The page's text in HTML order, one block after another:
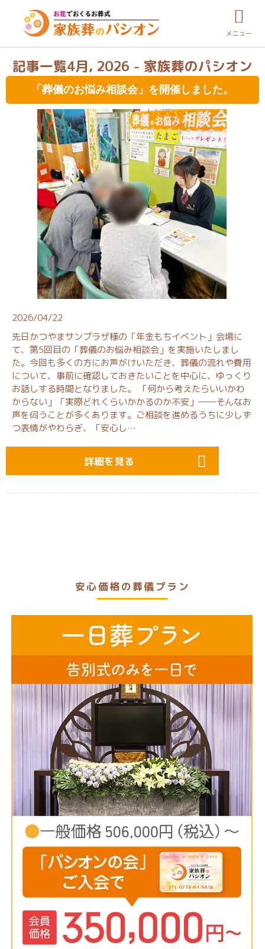
メニュー
記事一覧4月, 2026 - 家族葬のパシオン
「葬儀のお悩み相談会」を開催しました。
2026/04/22
先日かつやまサンプラザ様の「年金もちイベント」会場に
て、第5回目の「葬儀のお悩み相談会」を実施いたしまし
た。今回も多くの方にお声がけいただき、葬儀の流れや費用
について、事前に確認しておきたいことを中心に、ゆっくり
お話しする時間となりました。 「何から考えたらいいかわ
からない」「実際どれくらいかかるのか不安」――そんなお
声を伺うことが多くあります。ご相談を進めるうちに少しず
つ表情がやわらぎ、「安心し…
詳細を見る
安心価格の葬儀プラン